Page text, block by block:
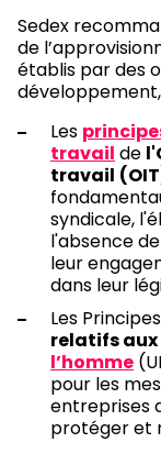
Sedex
de
établis par des
Les
travail de
travail
syndicale,
l'absence
leur
dans leur
Les
relatifs aux
l’homme
pour les
entreprises
protéger et